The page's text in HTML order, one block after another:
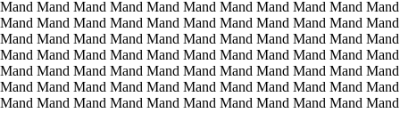
Mand Mand Mand Mand Mand Mand Mand Mand Mand Mand Mand
Mand Mand Mand Mand Mand Mand Mand Mand Mand Mand Mand
Mand Mand Mand Mand Mand Mand Mand Mand Mand Mand Mand
Mand Mand Mand Mand Mand Mand Mand Mand Mand Mand Mand
Mand Mand Mand Mand Mand Mand Mand Mand Mand Mand Mand
Mand Mand Mand Mand Mand Mand Mand Mand Mand Mand Mand
Mand Mand Mand Mand Mand Mand Mand Mand Mand Mand Mand